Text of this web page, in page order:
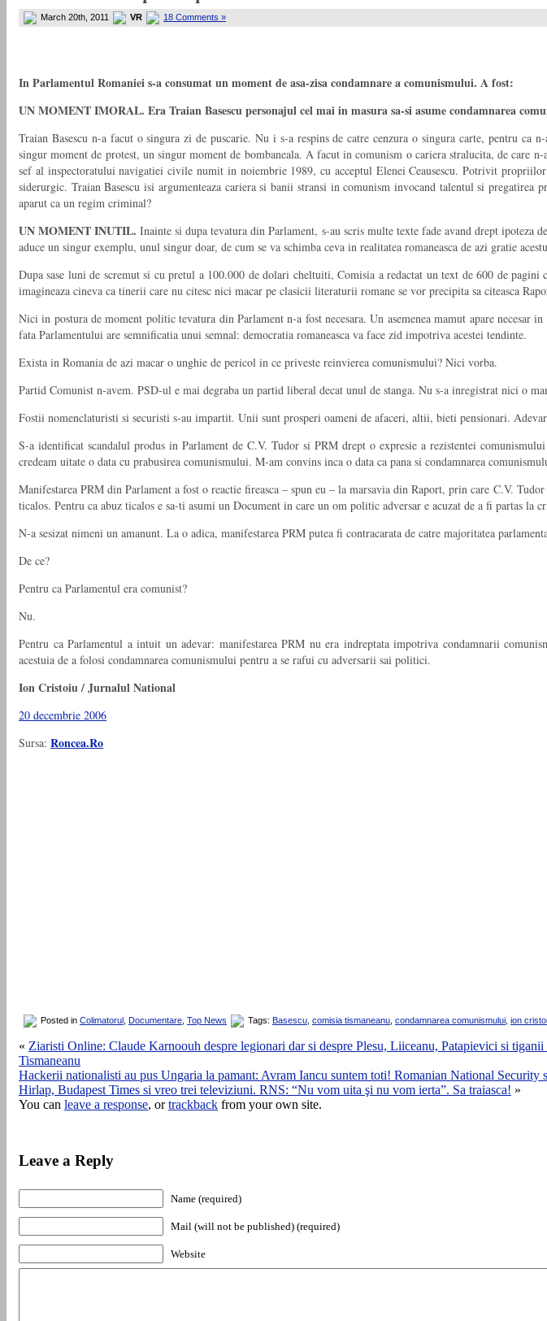
March 20th, 2011 VR 18 Comments »
In Parlamentul Romaniei s-a consumat un moment de asa-zisa condamnare a comunismului. A fost:
UN MOMENT IMORAL. Era Traian Basescu personajul cel mai in masura sa-si asume condamnarea
Traian Basescu n-a facut o singura zi de puscarie. Nu i s-a respins de catre cenzura o singura carte, pentru
singur moment de protest, un singur moment de bombaneala. A facut in comunism o cariera stralucita, de care
sef al inspectoratului navigatiei civile numit in noiembrie 1989, cu acceptul Elenei Ceausescu. Potrivit
siderurgic. Traian Basescu isi argumenteaza cariera si banii stransi in comunism invocand talentul si
aparut ca un regim criminal?
UN MOMENT INUTIL. Inainte si dupa tevatura din Parlament, s-au scris multe texte fade avand drept
aduce un singur exemplu, unul singur doar, de cum se va schimba ceva in realitatea romaneasca de azi gratie
Dupa sase luni de scremut si cu pretul a 100.000 de dolari cheltuiti, Comisia a redactat un text de 600 de
imagineaza cineva ca tinerii care nu citesc nici macar pe clasicii literaturii romane se vor precipita sa citeasca
Nici in postura de moment politic tevatura din Parlament n-a fost necesara. Un asemenea mamut apare
fata Parlamentului are semnificatia unui semnal: democratia romaneasca va face zid impotriva acestei tendinte.
Exista in Romania de azi macar o unghie de pericol in ce priveste reinvierea comunismului? Nici vorba.
Partid Comunist n-avem. PSD-ul e mai degraba un partid liberal decat unul de stanga. Nu s-a inregistrat nici o
Fostii nomenclaturisti si securisti s-au impartit. Unii sunt prosperi oameni de afaceri, altii, bieti pensionari.
S-a identificat scandalul produs in Parlament de C.V. Tudor si PRM drept o expresie a rezistentei
credeam uitate o data cu prabusirea comunismului. M-am convins inca o data ca pana si condamnarea
Manifestarea PRM din Parlament a fost o reactie fireasca – spun eu – la marsavia din Raport, prin care C.V.
ticalos. Pentru ca abuz ticalos e sa-ti asumi un Document in care un om politic adversar e acuzat de a fi partas la
N-a sesizat nimeni un amanunt. La o adica, manifestarea PRM putea fi contracarata de catre majoritatea
De ce?
Pentru ca Parlamentul era comunist?
Nu.
Pentru ca Parlamentul a intuit un adevar: manifestarea PRM nu era indreptata impotriva condamnarii
acestuia de a folosi condamnarea comunismului pentru a se rafui cu adversarii sai politici.
Ion Cristoiu / Jurnalul National
20 decembrie 2006
Sursa: Roncea.Ro
Posted in Colimatorul Documentare Top News Tags: Basescu comisia tismaneanu condamnarea comunismului ion
« Ziaristi Online: Claude Karnoouh despre legionari dar si despre Plesu, Liiceanu, Patapievici si
Tismaneanu
Hackerii nationalisti au pus Ungaria la pamant: Avram Iancu suntem toti! Romanian National
Hirlap, Budapest Times si vreo trei televiziuni. RNS: “Nu vom uita şi nu vom ierta”. Sa traiasca! »
You can leave a response, ortrackback from your own site.
Leave a Reply
Name (required)
Mail (will not be published) (required)
Website